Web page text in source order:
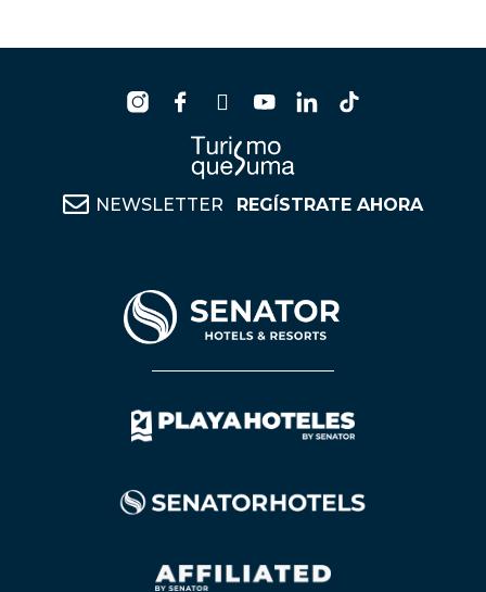
NEWSLETTER REGÍSTRATE AHORA